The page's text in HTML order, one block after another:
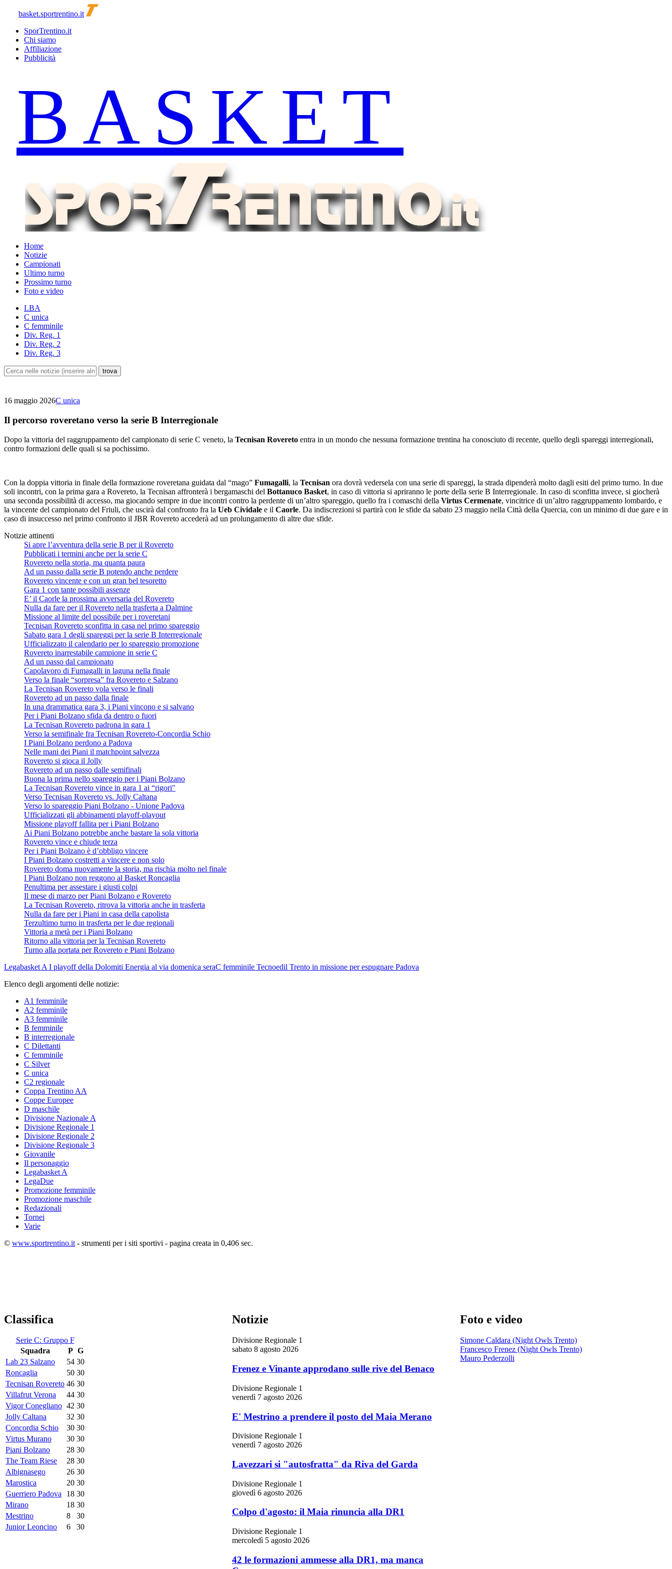
basket.sportrentino.it
SporTrentino.it
Chi siamo
Affiliazione
Pubblicità
Home
Notizie
Campionati
Ultimo turno
Prossimo turno
Foto e video
LBA
C unica
C femminile
Div. Reg. 1
Div. Reg. 2
Div. Reg. 3
16 maggio 2026C unica
Il percorso roveretano verso la serie B Interregionale
Dopo la vittoria del raggruppamento del campionato di serie C veneto, la Tecnisan Rovereto entra in un mondo che nessuna formazione trentina ha conosciuto di recente, quello degli spareggi interregionali,
contro formazioni delle quali si sa pochissimo.
Con la doppia vittoria in finale della formazione roveretana guidata dal “mago” Fumagalli, la Tecnisan ora dovrà vedersela con una serie di spareggi, la strada dipenderà molto dagli esiti del primo turno. In due
soli incontri, con la prima gara a Rovereto, la Tecnisan affronterà i bergamaschi del Bottanuco Basket, in caso di vittoria si apriranno le porte della serie B Interregionale. In caso di sconfitta invece, si giocherà
una seconda possibilità di accesso, ma giocando sempre in due incontri contro la perdente di un’altro spareggio, quello fra i comaschi della Virtus Cermenate, vincitrice di un’altro raggruppamento lombardo, e
la vincente del campionato del Friuli, che uscirà dal confronto fra la Ueb Cividale e il Caorle. Da indiscrezioni si partirà con le sfide da sabato 23 maggio nella Città della Quercia, con un minimo di due gare e in
caso di insuccesso nel primo confronto il JBR Rovereto accederà ad un prolungamento di altre due sfide.
Notizie attinenti
Si apre l’avventura della serie B per il Rovereto
Pubblicati i termini anche per la serie C
Rovereto nella storia, ma quanta paura
Ad un passo dalla serie B potendo anche perdere
Rovereto vincente e con un gran bel tesoretto
Gara 1 con tante possibili assenze
E’ il Caorle la prossima avversaria del Rovereto
Nulla da fare per il Rovereto nella trasferta a Dalmine
Missione al limite del possibile per i roveretani
Tecnisan Rovereto sconfitta in casa nel primo spareggio
Sabato gara 1 degli spareggi per la serie B Interregionale
Ufficializzato il calendario per lo spareggio promozione
Rovereto inarrestabile campione in serie C
Ad un passo dal campionato
Capolavoro di Fumagalli in laguna nella finale
Verso la finale “sorpresa” fra Rovereto e Salzano
La Tecnisan Rovereto vola verso le finali
Rovereto ad un passo dalla finale
In una drammatica gara 3, i Piani vincono e si salvano
Per i Piani Bolzano sfida da dentro o fuori
La Tecnisan Rovereto padrona in gara 1
Verso la semifinale fra Tecnisan Rovereto-Concordia Schio
I Piani Bolzano perdono a Padova
Nelle mani dei Piani il matchpoint salvezza
Rovereto si gioca il Jolly
Rovereto ad un passo dalle semifinali
Buona la prima nello spareggio per i Piani Bolzano
La Tecnisan Rovereto vince in gara 1 ai “rigori"
Verso Tecnisan Rovereto vs. Jolly Caltana
Verso lo spareggio Piani Bolzano - Unione Padova
Ufficializzati gli abbinamenti playoff-playout
Missione playoff fallita per i Piani Bolzano
Ai Piani Bolzano potrebbe anche bastare la sola vittoria
Rovereto vince e chiude terza
Per i Piani Bolzano è d’obbligo vincere
I Piani Bolzano costretti a vincere e non solo
Rovereto doma nuovamente la storia, ma rischia molto nel finale
I Piani Bolzano non reggono al Basket Roncaglia
Penultima per assestare i giusti colpi
Il mese di marzo per Piani Bolzano e Rovereto
La Tecnisan Rovereto, ritrova la vittoria anche in trasferta
Nulla da fare per i Piani in casa della capolista
Terzultimo turno in trasferta per le due regionali
Vittoria a metà per i Piani Bolzano
Ritorno alla vittoria per la Tecnisan Rovereto
Turno alla portata per Rovereto e Piani Bolzano
Legabasket A I playoff della Dolomiti Energia al via domenica seraC femminile Tecnoedil Trento in missione per espugnare Padova
Elenco degli argomenti delle notizie:
A1 femminile
A2 femminile
A3 femminile
B femminile
B interregionale
C Dilettanti
C femminile
C Silver
C unica
C2 regionale
Coppa Trentino AA
Coppe Europee
D maschile
Divisione Nazionale A
Divisione Regionale 1
Divisione Regionale 2
Divisione Regionale 3
Giovanile
Il personaggio
Legabasket A
LegaDue
Promozione femminile
Promozione maschile
Redazionali
Tornei
Varie
© www.sportrentino.it - strumenti per i siti sportivi - pagina creata in 0,406 sec.
Classifica
Serie C: Gruppo F
Squadra
P G
Lab 23 Salzano
54 30
Roncaglia
50 30
Tecnisan Rovereto 46 30
Villafrut Verona
44 30
Vigor Conegliano 42 30
Jolly Caltana
32 30
Concordia Schio
30 30
Virtus Murano
30 30
Piani Bolzano
28 30
The Team Riese
28 30
Albignasego
26 30
Marostica
20 30
Guerriero Padova
18 30
Mirano
18 30
Mestrino
8
30
Junior Leoncino
6 30
Notizie
Divisione Regionale 1
sabato 8 agosto 2026
Frenez e Vinante approdano sulle rive del Benaco
Divisione Regionale 1
venerdì 7 agosto 2026
E' Mestrino a prendere il posto del Maia Merano
Divisione Regionale 1
venerdì 7 agosto 2026
Lavezzari si "autosfratta" da Riva del Garda
Divisione Regionale 1
giovedì 6 agosto 2026
Colpo d'agosto: il Maia rinuncia alla DR1
Divisione Regionale 1
mercoledì 5 agosto 2026
42 le formazioni ammesse alla DR1, ma manca
Foto e video
Simone Caldara (Night Owls Trento)
Francesco Frenez (Night Owls Trento)
Mauro Pederzolli